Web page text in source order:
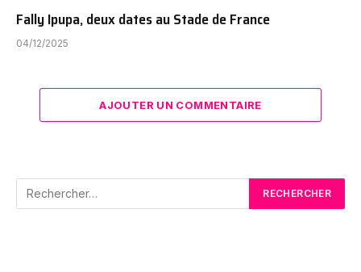
Fally Ipupa, deux dates au Stade de France
04/12/2025
AJOUTER UN COMMENTAIRE